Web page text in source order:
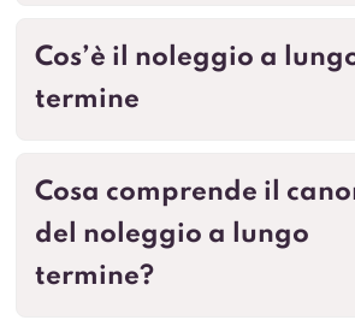
Cos’è il noleggio a
termine
Cosa comprende il
del noleggio a lungo
termine?